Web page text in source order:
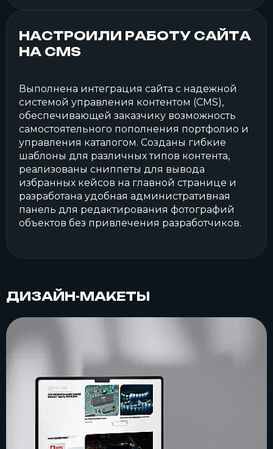
НАСТРОИЛИ РАБОТУ САЙТА
НА CMS
Выполнена интеграция сайта с надежной
системой управления контентом (CMS),
обеспечивающей заказчику возможность
самостоятельного пополнения портфолио и
управления каталогом. Созданы гибкие
шаблоны для различных типов контента,
реализованы сниппеты для вывода
избранных кейсов на главной странице и
разработана удобная административная
панель для редактирования фотографий
объектов без привлечения разработчиков.
ДИЗАЙН-МАКЕТЫ